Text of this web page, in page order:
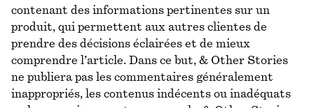
contenant des informations pertinentes sur un
produit, qui permettent aux autres clientes de
prendre des décisions éclairées et de mieux
comprendre l’article. Dans ce but, & Other Stories
ne publiera pas les commentaires généralement
inappropriés, les contenus indécents ou inadéquats